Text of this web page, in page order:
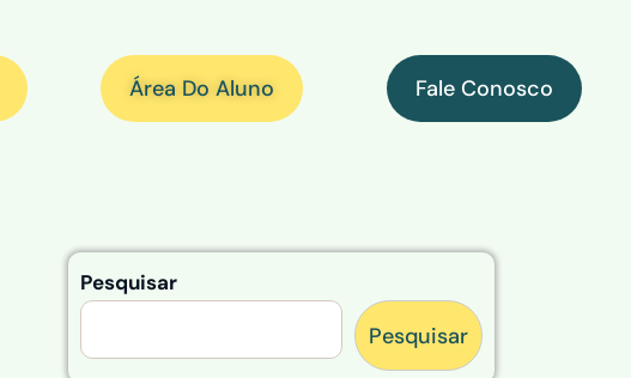
Área Do Aluno Fale Conosco
Pesquisar
Pesquisar